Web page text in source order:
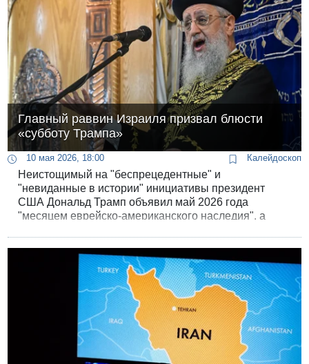
Главный раввин Израиля призвал блюсти
«субботу Трампа»
10 мая 2026, 18:00 Калейдоскоп
Неистощимый на "беспрецедентные" и
"невиданные в истории" инициативы президент
США Дональд Трамп объявил май 2026 года
"месяцем еврейско-американского наследия", а